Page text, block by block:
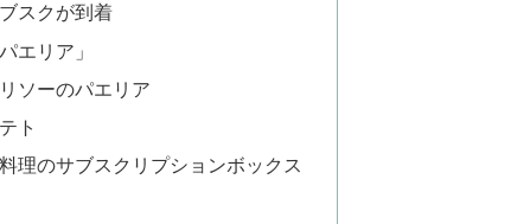
スクが到着
エリア」
ソーのパエリア
ト
理のサブスクリプションボックス